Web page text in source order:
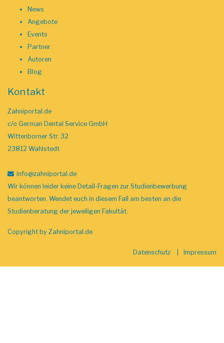
News
Angebote
Events
Partner
Autoren
Blog
Kontakt
Zahniportal.de
c/o German Dental Service GmbH
Wittenborner Str. 32
23812 Wahlstedt
info@zahniportal.de
Wir können leider keine Detail-Fragen zur Studienbewerbung
beantworten. Wendet euch in diesem Fall am besten an die
Studienberatung der jeweiligen Fakultät.
Copyright by Zahniportal.de
Datenschutz Impressum